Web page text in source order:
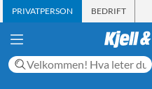
PRIVATPERSON BEDRIFT